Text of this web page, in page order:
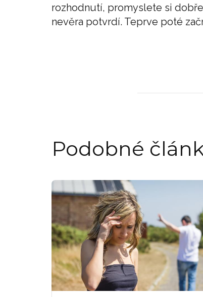
rozhodnutí, promyslete si
nevěra potvrdí. Teprve poté
Podobné